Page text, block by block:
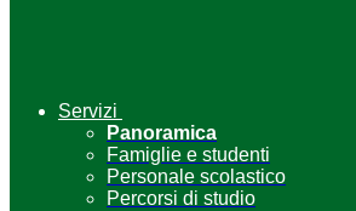
Servizi
Panoramica
Famiglie e studenti
Personale scolastico
Percorsi di studio